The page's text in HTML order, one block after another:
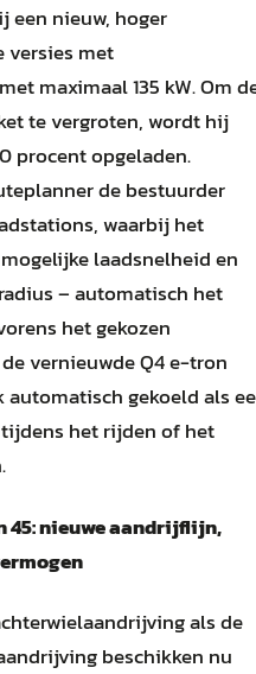
een nieuw, hoger
versies met
maximaal 135 kW. Om
te vergroten, wordt hij
procent opgeladen.
de bestuurder
waarbij het
laadsnelheid en
– automatisch het
het gekozen
vernieuwde Q4 e-tron
gekoeld als
het rijden of het
45: nieuwe aandrijflijn,
als de
beschikken nu